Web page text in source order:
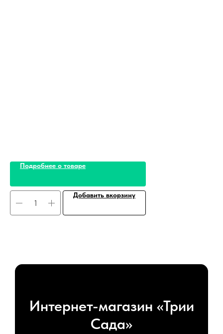
Подробнее о товаре
Добавить вкорзину
Интернет-магазин «Трии
Сада»